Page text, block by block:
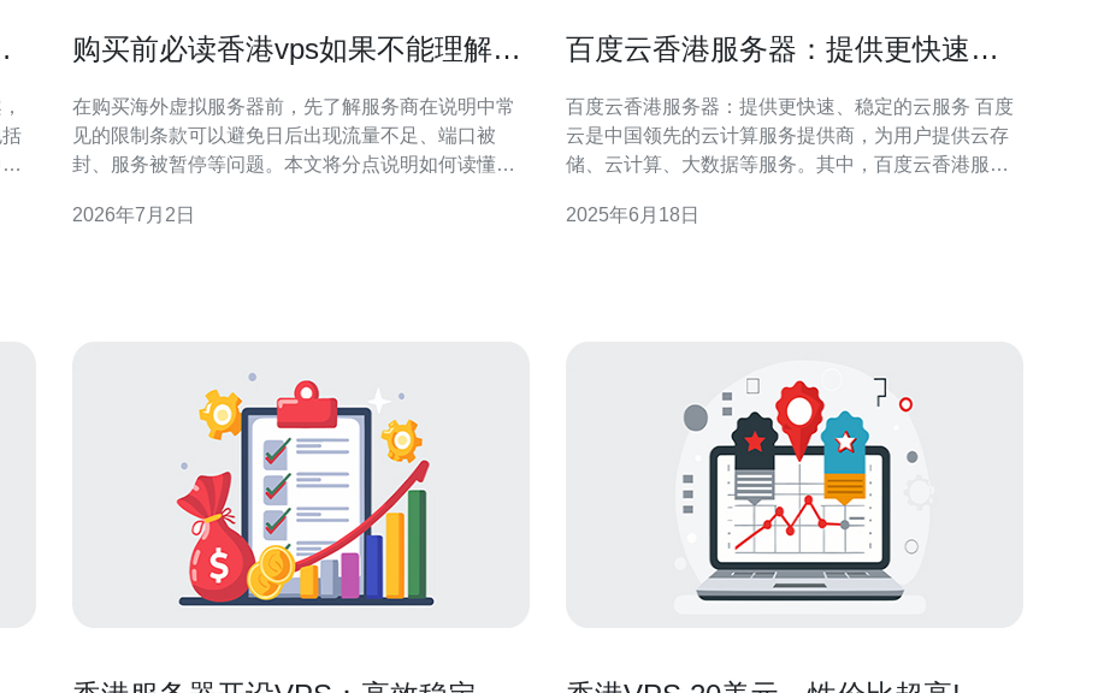
购买前必读香港vps如果不能理解提
在购买海外虚拟服务器前，先了解服务商在说明中常
见的限制条款可以避免日后出现流量不足、端口被
封、服务被暂停等问题。本文将分点说明如何读懂这
些限制以及遇到不理解条款时应如何处理，帮助你在
2026年7月2日
百度云香港服务器：提供更快速、
百度云香港服务器：提供更快速、稳定的云服务 百度
云是中国领先的云计算服务提供商，为用户提供云存
储、云计算、大数据等服务。其中，百度云香港服务
务。 百度云香港服务器采用了先进的云计算技术，配
2025年6月18日